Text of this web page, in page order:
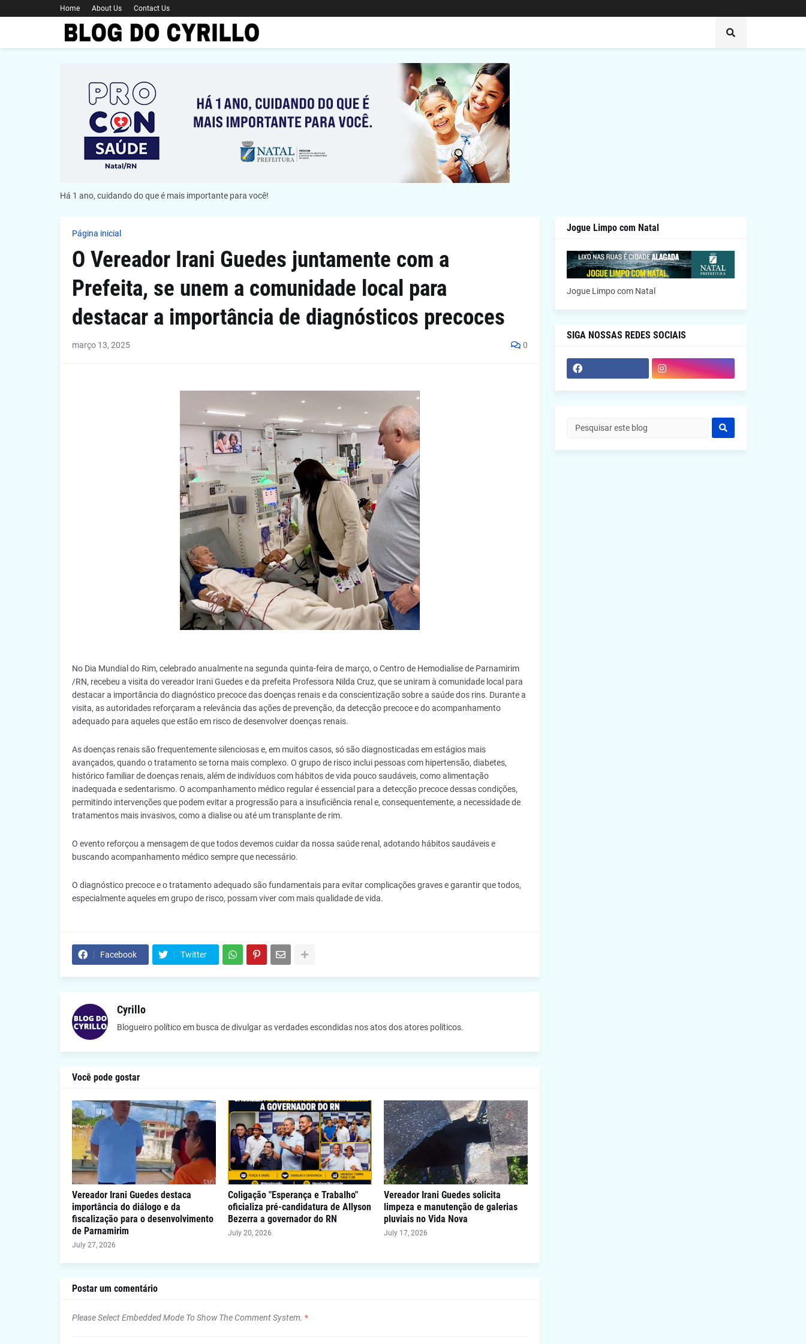
Home About Us Contact Us
Há 1 ano, cuidando do que é mais importante para você!
Página inicial
O Vereador Irani Guedes juntamente com a
Prefeita, se unem a comunidade local para
destacar a importância de diagnósticos precoces
março 13, 2025 0
No Dia Mundial do Rim, celebrado anualmente na segunda quinta-feira de março, o Centro de Hemodialise de Parnamirim
/RN, recebeu a visita do vereador Irani Guedes e da prefeita Professora Nilda Cruz, que se uniram à comunidade local para
destacar a importância do diagnóstico precoce das doenças renais e da conscientização sobre a saúde dos rins. Durante a
visita, as autoridades reforçaram a relevância das ações de prevenção, da detecção precoce e do acompanhamento
adequado para aqueles que estão em risco de desenvolver doenças renais.
As doenças renais são frequentemente silenciosas e, em muitos casos, só são diagnosticadas em estágios mais
avançados, quando o tratamento se torna mais complexo. O grupo de risco inclui pessoas com hipertensão, diabetes,
histórico familiar de doenças renais, além de indivíduos com hábitos de vida pouco saudáveis, como alimentação
inadequada e sedentarismo. O acompanhamento médico regular é essencial para a detecção precoce dessas condições,
permitindo intervenções que podem evitar a progressão para a insuficiência renal e, consequentemente, a necessidade de
tratamentos mais invasivos, como a dialise ou até um transplante de rim.
O evento reforçou a mensagem de que todos devemos cuidar da nossa saúde renal, adotando hábitos saudáveis e
buscando acompanhamento médico sempre que necessário.
O diagnóstico precoce e o tratamento adequado são fundamentais para evitar complicações graves e garantir que todos,
especialmente aqueles em grupo de risco, possam viver com mais qualidade de vida.
Facebook Twitter
Cyrillo
Blogueiro político em busca de divulgar as verdades escondidas nos atos dos atores políticos.
Você pode gostar
Vereador Irani Guedes destaca
importância do diálogo e da
fiscalização para o desenvolvimento
de Parnamirim
July 27, 2026
Coligação "Esperança e Trabalho"
oficializa pré-candidatura de Allyson
Bezerra a governador do RN
July 20, 2026
Vereador Irani Guedes solicita
limpeza e manutenção de galerias
pluviais no Vida Nova
July 17, 2026
Postar um comentário
Please Select Embedded Mode To Show The Comment System. *
Jogue Limpo com Natal
Jogue Limpo com Natal
SIGA NOSSAS REDES SOCIAIS